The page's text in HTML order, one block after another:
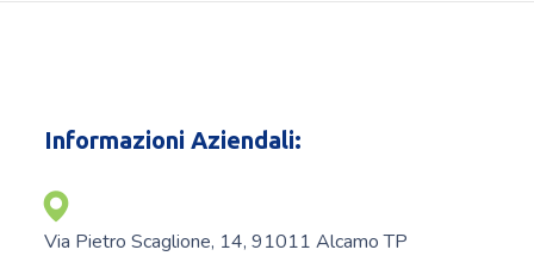
Informazioni Aziendali:
Via Pietro Scaglione, 14, 91011 Alcamo TP